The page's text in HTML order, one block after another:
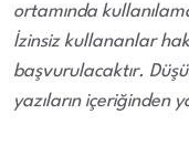
ortamında
İzinsiz kullananlar
başvurulacaktır.
yazıların içeriğinden